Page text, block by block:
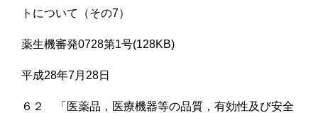
トについて（その7）
薬生機審発0728第1号(128KB)
平成28年7月28日
６２ 「医薬品，医療機器等の品質，有効性及び安全